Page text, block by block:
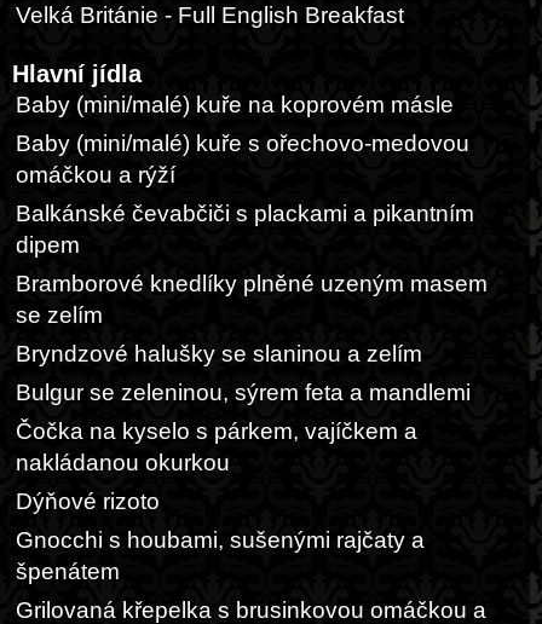
Velká Británie - Full English Breakfast
Hlavní jídla
Baby (mini/malé) kuře na koprovém másle
Baby (mini/malé) kuře s ořechovo-medovou
omáčkou a rýží
Balkánské čevabčiči s plackami a pikantním
dipem
Bramborové knedlíky plněné uzeným masem
se zelím
Bryndzové halušky se slaninou a zelím
Bulgur se zeleninou, sýrem feta a mandlemi
Čočka na kyselo s párkem, vajíčkem a
nakládanou okurkou
Dýňové rizoto
Gnocchi s houbami, sušenými rajčaty a
špenátem
Grilovaná křepelka s brusinkovou omáčkou a